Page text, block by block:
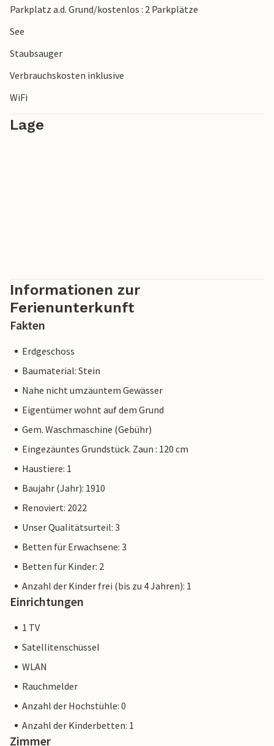
genießen.
Parkplatz a.d. Grund/kostenlos : 2 Parkplätze
See
Staubsauger
Verbrauchskosten inklusive
WiFi
Lage
Informationen zur
Ferienunterkunft
Fakten
Erdgeschoss
Baumaterial: Stein
Nahe nicht umzäuntem Gewässer
Eigentümer wohnt auf dem Grund
Gem. Waschmaschine (Gebühr)
Eingezäuntes Grundstück. Zaun : 120 cm
Haustiere: 1
Baujahr (Jahr): 1910
Renoviert: 2022
Unser Qualitätsurteil: 3
Betten für Erwachsene: 3
Betten für Kinder: 2
Anzahl der Kinder frei (bis zu 4 Jahren): 1
Einrichtungen
1 TV
Satellitenschüssel
WLAN
Rauchmelder
Anzahl der Hochstühle: 0
Anzahl der Kinderbetten: 1
Zimmer